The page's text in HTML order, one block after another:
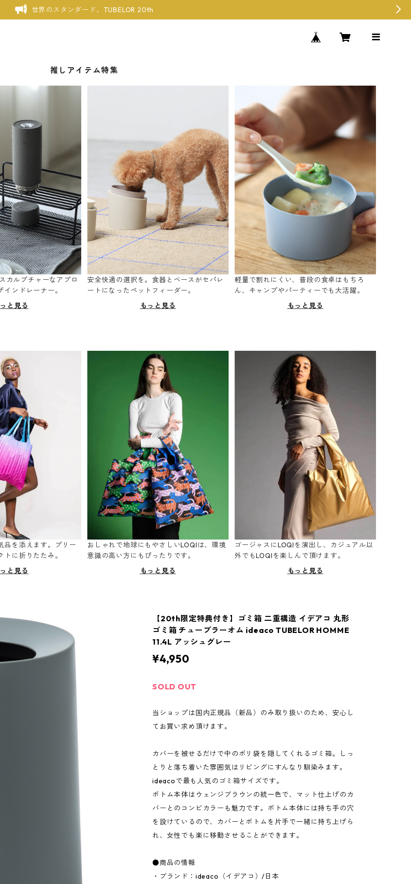
世界のスタンダード、TUBELOR 20th
推しアイテム特集
カルプチャーなアプロ
ンドレーナー。
と見る
安全快適の選択を。食器とベースがセパレ
ートになったペットフィーダー。
もっと見る
軽量で割れにくい、普段の食卓はもちろ
ん、キャンプやパーティーでも大活躍。
もっと見る
品を添えます。プリー
に折りたたみ。
と見る
おしゃれで地球にもやさしいLOQIは、環境
意識の高い方にもぴったりです。
もっと見る
ゴージャスにLOQIを演出し、カジュアル以
外でもLOQIを楽しんで頂けます。
もっと見る
【20th限定特典付き】ゴミ箱 二重構造 イデアコ 丸形
ゴミ箱 チューブラーオム ideaco TUBELOR HOMME
11.4L アッシュグレー
¥4,950
SOLD OUT
当ショップは国内正規品（新品）のみ取り扱いのため、安心し
てお買い求め頂けます。
カバーを被せるだけで中のポリ袋を隠してくれるゴミ箱。しっ
とりと落ち着いた雰囲気はリビングにすんなり馴染みます。
ideacoで最も人気のゴミ箱サイズです。
ボトム本体はウェンジブラウンの統一色で、マット仕上げのカ
バーとのコンビカラーも魅力です。ボトム本体には持ち手の穴
を設けているので、カバーとボトムを片手で一緒に持ち上げら
れ、女性でも楽に移動させることができます。
●商品の情報
・ブランド：ideaco（イデアコ）/日本